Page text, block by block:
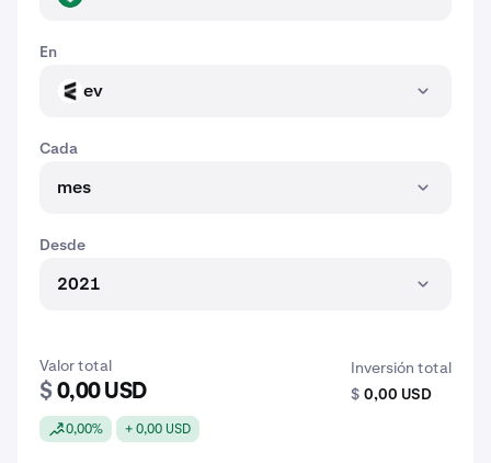
En
EV ev
Cada
mes
Desde
2021
Valor total
$ 0,00 USD
0,00% + 0,00 USD
Inversión total
$ 0,00 USD